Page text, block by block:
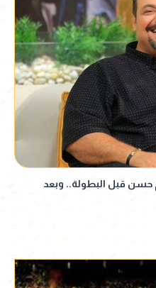
حسن قبل البطولة.. وبعد